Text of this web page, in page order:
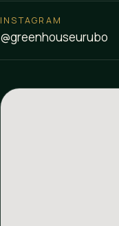
INSTAGRAM
@greenhouseurubo